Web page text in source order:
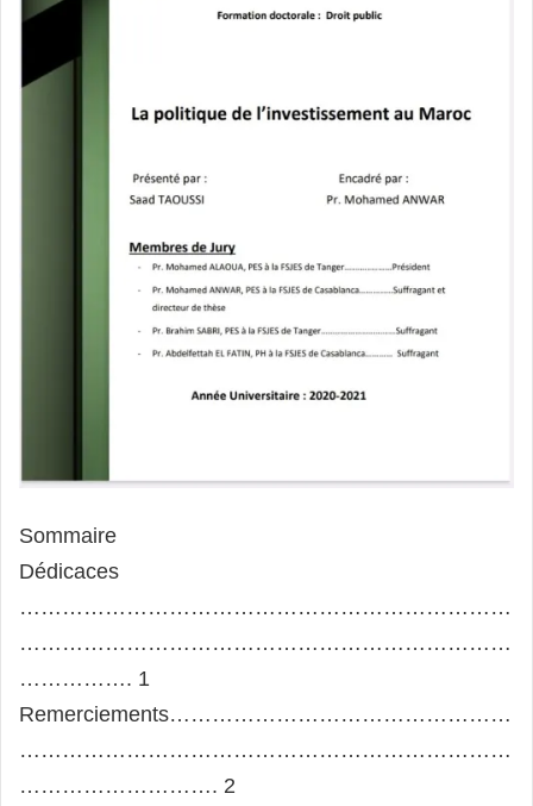
Sommaire
Dédicaces
……………………………………………………………
……………………………………………………………
……………. 1
Remerciements…………………………………………
……………………………………………………………
………………………. 2